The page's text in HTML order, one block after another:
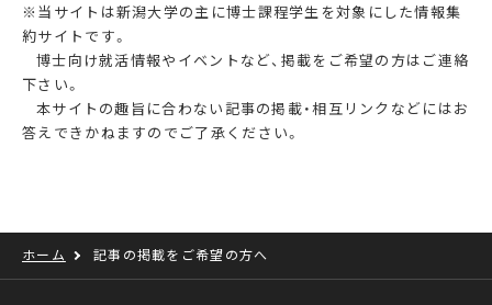
※当サイトは新潟大学の主に博士課程学生を対象にした情報集
約サイトです。
博士向け就活情報やイベントなど、掲載をご希望の方はご連絡
下さい。
本サイトの趣旨に合わない記事の掲載・相互リンクなどにはお
答えできかねますのでご了承ください。
ホーム 記事の掲載をご希望の方へ